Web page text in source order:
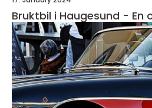
Bruktbil i Haugesund -